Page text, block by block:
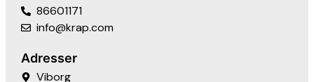
86601171
info@krap.com
Adresser
Viborg